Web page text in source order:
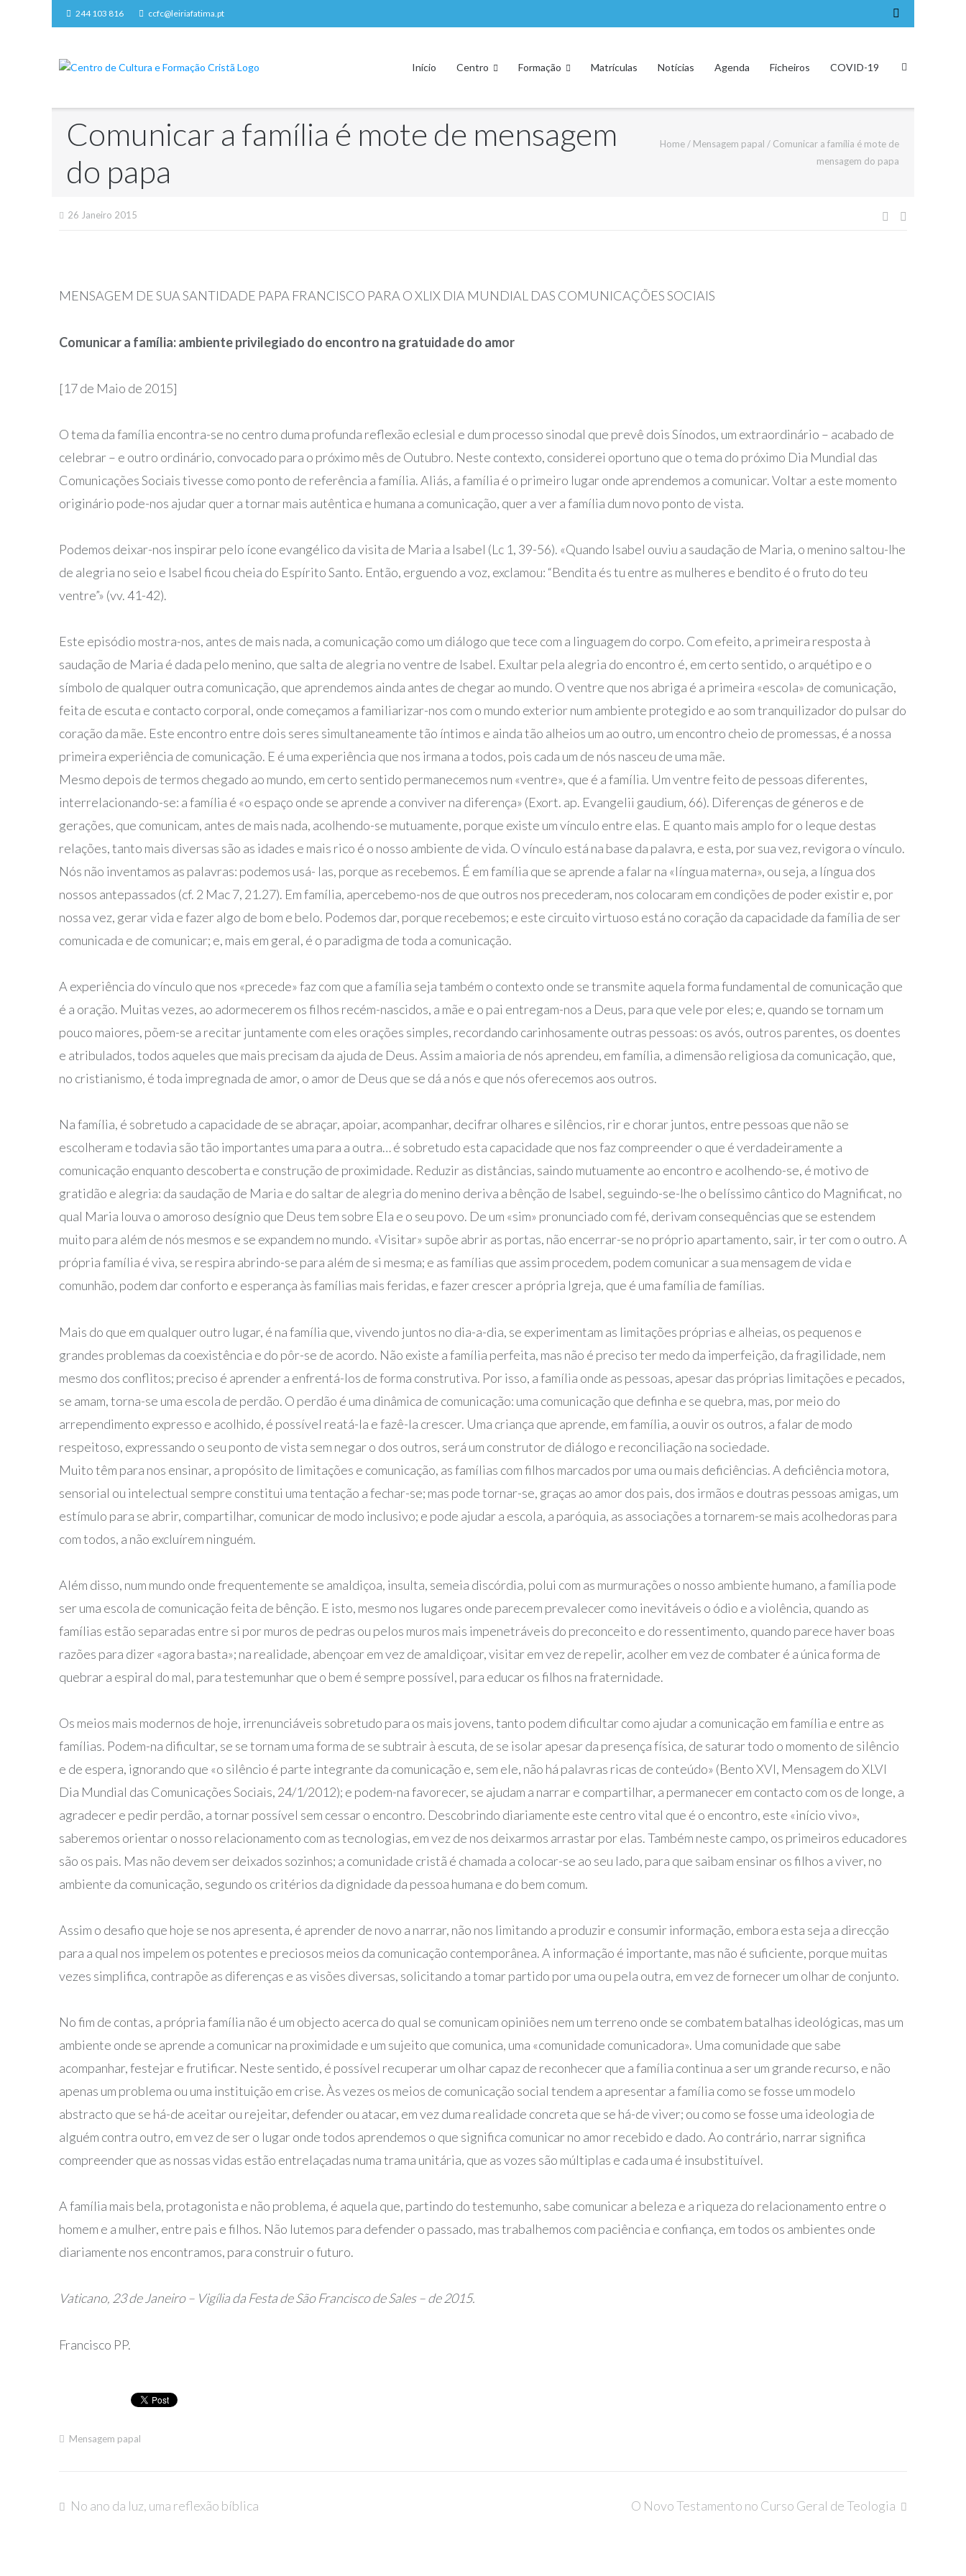
Skip
to
244 103 816 ccfc@leiriafatima.pt
Início Centro Formação Matrículas Notícias Agenda Ficheiros COVID-19
Comunicar a família é mote de mensagem
do papa
Home / Mensagem papal / Comunicar a família é mote de
mensagem do papa
26 Janeiro 2015
Navegação
MENSAGEM DE SUA SANTIDADE PAPA FRANCISCO PARA O XLIX DIA MUNDIAL DAS COMUNICAÇÕES SOCIAIS
Comunicar a família: ambiente privilegiado do encontro na gratuidade do amor
[17 de Maio de 2015]
O tema da família encontra-se no centro duma profunda reflexão eclesial e dum processo sinodal que prevê dois Sínodos, um extraordinário – acabado de
celebrar – e outro ordinário, convocado para o próximo mês de Outubro. Neste contexto, considerei oportuno que o tema do próximo Dia Mundial das
Comunicações Sociais tivesse como ponto de referência a família. Aliás, a família é o primeiro lugar onde aprendemos a comunicar. Voltar a este momento
originário pode-nos ajudar quer a tornar mais autêntica e humana a comunicação, quer a ver a família dum novo ponto de vista.
Podemos deixar-nos inspirar pelo ícone evangélico da visita de Maria a Isabel (Lc 1, 39-56). «Quando Isabel ouviu a saudação de Maria, o menino saltou-lhe
de alegria no seio e Isabel ficou cheia do Espírito Santo. Então, erguendo a voz, exclamou: “Bendita és tu entre as mulheres e bendito é o fruto do teu
ventre”» (vv. 41-42).
Este episódio mostra-nos, antes de mais nada, a comunicação como um diálogo que tece com a linguagem do corpo. Com efeito, a primeira resposta à
saudação de Maria é dada pelo menino, que salta de alegria no ventre de Isabel. Exultar pela alegria do encontro é, em certo sentido, o arquétipo e o
símbolo de qualquer outra comunicação, que aprendemos ainda antes de chegar ao mundo. O ventre que nos abriga é a primeira «escola» de comunicação,
feita de escuta e contacto corporal, onde começamos a familiarizar-nos com o mundo exterior num ambiente protegido e ao som tranquilizador do pulsar do
coração da mãe. Este encontro entre dois seres simultaneamente tão íntimos e ainda tão alheios um ao outro, um encontro cheio de promessas, é a nossa
primeira experiência de comunicação. E é uma experiência que nos irmana a todos, pois cada um de nós nasceu de uma mãe.
Mesmo depois de termos chegado ao mundo, em certo sentido permanecemos num «ventre», que é a família. Um ventre feito de pessoas diferentes,
interrelacionando-se: a família é «o espaço onde se aprende a conviver na diferença» (Exort. ap. Evangelii gaudium, 66). Diferenças de géneros e de
gerações, que comunicam, antes de mais nada, acolhendo-se mutuamente, porque existe um vínculo entre elas. E quanto mais amplo for o leque destas
relações, tanto mais diversas são as idades e mais rico é o nosso ambiente de vida. O vínculo está na base da palavra, e esta, por sua vez, revigora o vínculo.
Nós não inventamos as palavras: podemos usá- las, porque as recebemos. É em família que se aprende a falar na «língua materna», ou seja, a língua dos
nossos antepassados (cf. 2 Mac 7, 21.27). Em família, apercebemo-nos de que outros nos precederam, nos colocaram em condições de poder existir e, por
nossa vez, gerar vida e fazer algo de bom e belo. Podemos dar, porque recebemos; e este circuito virtuoso está no coração da capacidade da família de ser
comunicada e de comunicar; e, mais em geral, é o paradigma de toda a comunicação.
A experiência do vínculo que nos «precede» faz com que a família seja também o contexto onde se transmite aquela forma fundamental de comunicação que
é a oração. Muitas vezes, ao adormecerem os filhos recém-nascidos, a mãe e o pai entregam-nos a Deus, para que vele por eles; e, quando se tornam um
pouco maiores, põem-se a recitar juntamente com eles orações simples, recordando carinhosamente outras pessoas: os avós, outros parentes, os doentes
e atribulados, todos aqueles que mais precisam da ajuda de Deus. Assim a maioria de nós aprendeu, em família, a dimensão religiosa da comunicação, que,
no cristianismo, é toda impregnada de amor, o amor de Deus que se dá a nós e que nós oferecemos aos outros.
Na família, é sobretudo a capacidade de se abraçar, apoiar, acompanhar, decifrar olhares e silêncios, rir e chorar juntos, entre pessoas que não se
escolheram e todavia são tão importantes uma para a outra… é sobretudo esta capacidade que nos faz compreender o que é verdadeiramente a
comunicação enquanto descoberta e construção de proximidade. Reduzir as distâncias, saindo mutuamente ao encontro e acolhendo-se, é motivo de
gratidão e alegria: da saudação de Maria e do saltar de alegria do menino deriva a bênção de Isabel, seguindo-se-lhe o belíssimo cântico do Magnificat, no
qual Maria louva o amoroso desígnio que Deus tem sobre Ela e o seu povo. De um «sim» pronunciado com fé, derivam consequências que se estendem
muito para além de nós mesmos e se expandem no mundo. «Visitar» supõe abrir as portas, não encerrar-se no próprio apartamento, sair, ir ter com o outro. A
própria família é viva, se respira abrindo-se para além de si mesma; e as famílias que assim procedem, podem comunicar a sua mensagem de vida e
comunhão, podem dar conforto e esperança às famílias mais feridas, e fazer crescer a própria Igreja, que é uma família de famílias.
Mais do que em qualquer outro lugar, é na família que, vivendo juntos no dia-a-dia, se experimentam as limitações próprias e alheias, os pequenos e
grandes problemas da coexistência e do pôr-se de acordo. Não existe a família perfeita, mas não é preciso ter medo da imperfeição, da fragilidade, nem
mesmo dos conflitos; preciso é aprender a enfrentá-los de forma construtiva. Por isso, a família onde as pessoas, apesar das próprias limitações e pecados,
se amam, torna-se uma escola de perdão. O perdão é uma dinâmica de comunicação: uma comunicação que definha e se quebra, mas, por meio do
arrependimento expresso e acolhido, é possível reatá-la e fazê-la crescer. Uma criança que aprende, em família, a ouvir os outros, a falar de modo
respeitoso, expressando o seu ponto de vista sem negar o dos outros, será um construtor de diálogo e reconciliação na sociedade.
Muito têm para nos ensinar, a propósito de limitações e comunicação, as famílias com filhos marcados por uma ou mais deficiências. A deficiência motora,
sensorial ou intelectual sempre constitui uma tentação a fechar-se; mas pode tornar-se, graças ao amor dos pais, dos irmãos e doutras pessoas amigas, um
estímulo para se abrir, compartilhar, comunicar de modo inclusivo; e pode ajudar a escola, a paróquia, as associações a tornarem-se mais acolhedoras para
com todos, a não excluírem ninguém.
Além disso, num mundo onde frequentemente se amaldiçoa, insulta, semeia discórdia, polui com as murmurações o nosso ambiente humano, a família pode
ser uma escola de comunicação feita de bênção. E isto, mesmo nos lugares onde parecem prevalecer como inevitáveis o ódio e a violência, quando as
famílias estão separadas entre si por muros de pedras ou pelos muros mais impenetráveis do preconceito e do ressentimento, quando parece haver boas
razões para dizer «agora basta»; na realidade, abençoar em vez de amaldiçoar, visitar em vez de repelir, acolher em vez de combater é a única forma de
quebrar a espiral do mal, para testemunhar que o bem é sempre possível, para educar os filhos na fraternidade.
Os meios mais modernos de hoje, irrenunciáveis sobretudo para os mais jovens, tanto podem dificultar como ajudar a comunicação em família e entre as
famílias. Podem-na dificultar, se se tornam uma forma de se subtrair à escuta, de se isolar apesar da presença física, de saturar todo o momento de silêncio
e de espera, ignorando que «o silêncio é parte integrante da comunicação e, sem ele, não há palavras ricas de conteúdo» (Bento XVI, Mensagem do XLVI
Dia Mundial das Comunicações Sociais, 24/1/2012); e podem-na favorecer, se ajudam a narrar e compartilhar, a permanecer em contacto com os de longe, a
agradecer e pedir perdão, a tornar possível sem cessar o encontro. Descobrindo diariamente este centro vital que é o encontro, este «início vivo»,
saberemos orientar o nosso relacionamento com as tecnologias, em vez de nos deixarmos arrastar por elas. Também neste campo, os primeiros educadores
são os pais. Mas não devem ser deixados sozinhos; a comunidade cristã é chamada a colocar-se ao seu lado, para que saibam ensinar os filhos a viver, no
ambiente da comunicação, segundo os critérios da dignidade da pessoa humana e do bem comum.
Assim o desafio que hoje se nos apresenta, é aprender de novo a narrar, não nos limitando a produzir e consumir informação, embora esta seja a direcção
para a qual nos impelem os potentes e preciosos meios da comunicação contemporânea. A informação é importante, mas não é suficiente, porque muitas
vezes simplifica, contrapõe as diferenças e as visões diversas, solicitando a tomar partido por uma ou pela outra, em vez de fornecer um olhar de conjunto.
No fim de contas, a própria família não é um objecto acerca do qual se comunicam opiniões nem um terreno onde se combatem batalhas ideológicas, mas um
ambiente onde se aprende a comunicar na proximidade e um sujeito que comunica, uma «comunidade comunicadora». Uma comunidade que sabe
acompanhar, festejar e frutificar. Neste sentido, é possível recuperar um olhar capaz de reconhecer que a família continua a ser um grande recurso, e não
apenas um problema ou uma instituição em crise. Às vezes os meios de comunicação social tendem a apresentar a família como se fosse um modelo
abstracto que se há-de aceitar ou rejeitar, defender ou atacar, em vez duma realidade concreta que se há-de viver; ou como se fosse uma ideologia de
alguém contra outro, em vez de ser o lugar onde todos aprendemos o que significa comunicar no amor recebido e dado. Ao contrário, narrar significa
compreender que as nossas vidas estão entrelaçadas numa trama unitária, que as vozes são múltiplas e cada uma é insubstituível.
A família mais bela, protagonista e não problema, é aquela que, partindo do testemunho, sabe comunicar a beleza e a riqueza do relacionamento entre o
homem e a mulher, entre pais e filhos. Não lutemos para defender o passado, mas trabalhemos com paciência e confiança, em todos os ambientes onde
diariamente nos encontramos, para construir o futuro.
Vaticano, 23 de Janeiro – Vigília da Festa de São Francisco de Sales – de 2015.
Francisco PP.
Mensagem papal
Navegação
No ano da luz, uma reflexão bíblica O Novo Testamento no Curso Geral de Teologia